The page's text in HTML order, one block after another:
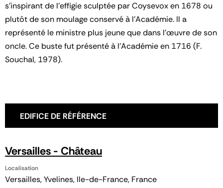
s'inspirant de l'effigie sculptée par Coysevox en 1678 ou
plutôt de son moulage conservé à l'Académie. Il a
représenté le ministre plus jeune que dans l’œuvre de son
oncle. Ce buste fut présenté à l'Académie en 1716 (F.
Souchal, 1978).
EDIFICE DE RÉFÉRENCE
Versailles - Château
Localisation
Versailles, Yvelines, Ile-de-France, France